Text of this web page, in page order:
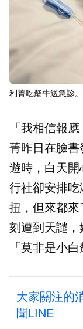
利菁吃氂牛送急診
「我相信報
菁昨日在臉書
遊時，白天
行社卻安排
扭，但來都來
刻遭到天譴，
「莫非是小
大家關注的
聞LINE